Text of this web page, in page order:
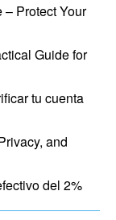
Protect Your
Guide for
tu cuenta
and
del 2%